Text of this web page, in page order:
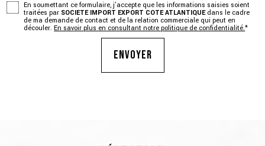
En soumettant ce formulaire, j'accepte que les informations saisies soient
traitées par SOCIETE IMPORT EXPORT COTE ATLANTIQUEdans le cadre
de ma demande de contact et de la relation commerciale qui peut en
découler.En savoir plus en consultant notre politique de confidentialité.*